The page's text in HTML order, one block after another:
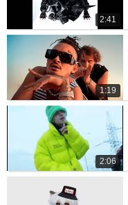
2:41
1:19
2:06